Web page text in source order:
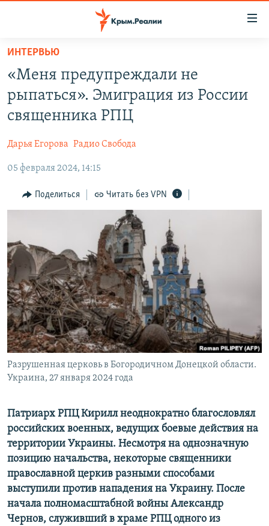
Вернуться
основному
содержанию
Вернутся
главной
навигации
Вернутся
поиску
СПЕЦПРОЕКТЫ
11 ЛЕТ ОККУПАЦИИ КРЫМА. 11 ИСТОРИЙ СОПРОТИВЛЕНИЯ
ВОДА
ЕЩЕ
ИНТЕРАКТИВ
ИНФОГРАФИКА
СОВЕТЫ ПРАВОЗАЩИТНИКОВ
ПРОПАВШИЕ БЕЗ ВЕСТИ
ПОБЕДИТЕЛЕЙ НЕ СУДЯТ?
КРЫМ.НЕПОКОРЕННЫЙ
ELIFBE
УКРАИНСКАЯ ПРОБЛЕМА КРЫМА
РАДІО СВОБОДА
КАК ОБОЙТИ БЛОКИРОВКУ
Qırımtatar
ПРИСОЕДИНЯЙТЕСЬ!
Все сайты RFE/RL
ИНТЕРВЬЮ
«Меня предупреждали не
рыпаться». Эмиграция из России
священника РПЦ
Дарья Егорова Радио Свобода
05 февраля 2024, 14:15
Поделиться Читать без VPN
Разрушенная церковь в Богородичном Донецкой области.
Украина, 27 января 2024 года
Патриарх РПЦ Кирилл неоднократно благословлял
российских военных, ведущих боевые действия на
территории Украины. Несмотря на однозначную
позицию начальства, некоторые священники
православной церкив разными способами
выступили против нападения на Украину. После
начала полномасштабной войны Александр
Чернов, служивший в храме РПЦ одного из